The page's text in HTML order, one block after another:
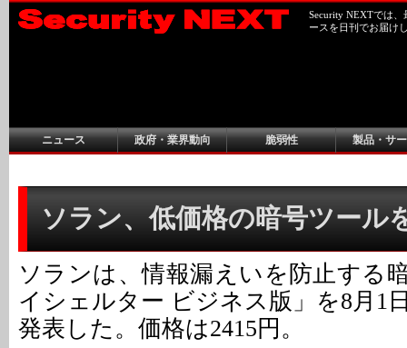
Security NEXTでは
ースを日刊でお届け
ニュース 政府・業界動向 脆弱性 製品・サ
ソラン、低価格の暗号ツール
ソランは、情報漏えいを防止する
イシェルター ビジネス版」を8月1
発表した。価格は2415円。